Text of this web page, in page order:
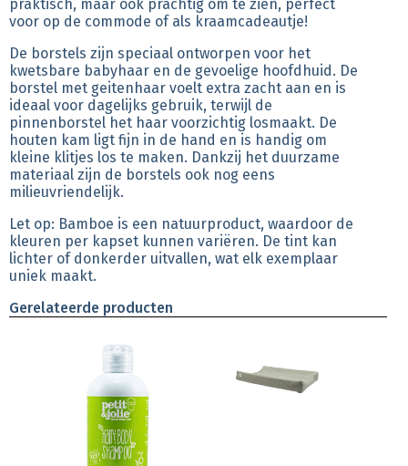
praktisch, maar ook prachtig om te zien, perfect
voor op de commode of als kraamcadeautje!
De borstels zijn speciaal ontworpen voor het
kwetsbare babyhaar en de gevoelige hoofdhuid. De
borstel met geitenhaar voelt extra zacht aan en is
ideaal voor dagelijks gebruik, terwijl de
pinnenborstel het haar voorzichtig losmaakt. De
houten kam ligt fijn in de hand en is handig om
kleine klitjes los te maken. Dankzij het duurzame
materiaal zijn de borstels ook nog eens
milieuvriendelijk.
Let op: Bamboe is een natuurproduct, waardoor de
kleuren per kapset kunnen variëren. De tint kan
lichter of donkerder uitvallen, wat elk exemplaar
uniek maakt.
Gerelateerde producten